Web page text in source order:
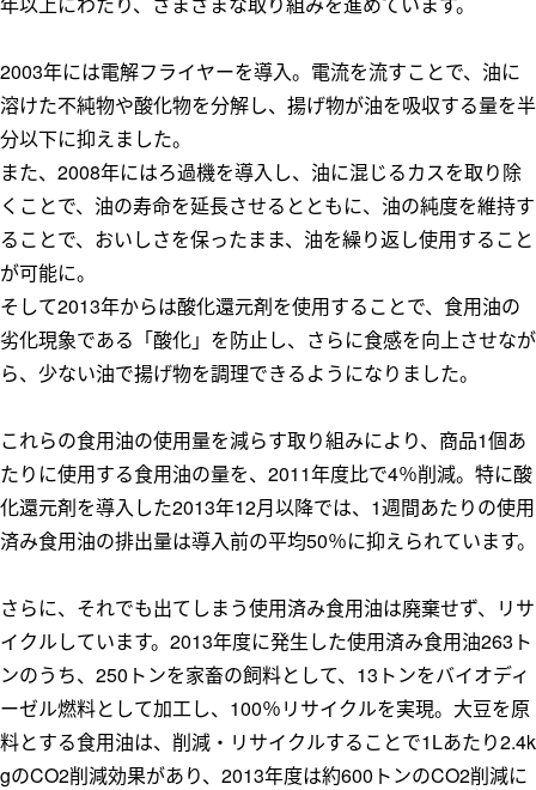
2003年には電解フライヤーを導入。電流を流すことで、油に
溶けた不純物や酸化物を分解し、揚げ物が油を吸収する量を半
分以下に抑えました。
また、2008年にはろ過機を導入し、油に混じるカスを取り除
くことで、油の寿命を延長させるとともに、油の純度を維持す
ることで、おいしさを保ったまま、油を繰り返し使用すること
が可能に。
そして2013年からは酸化還元剤を使用することで、食用油の
劣化現象である「酸化」を防止し、さらに食感を向上させなが
ら、少ない油で揚げ物を調理できるようになりました。
これらの食用油の使用量を減らす取り組みにより、商品1個あ
たりに使用する食用油の量を、2011年度比で4％削減。特に酸
化還元剤を導入した2013年12月以降では、1週間あたりの使用
済み食用油の排出量は導入前の平均50％に抑えられています。
さらに、それでも出てしまう使用済み食用油は廃棄せず、リサ
イクルしています。2013年度に発生した使用済み食用油263ト
ンのうち、250トンを家畜の飼料として、13トンをバイオディ
ーゼル燃料として加工し、100％リサイクルを実現。大豆を原
料とする食用油は、削減・リサイクルすることで1Lあたり2.4k
gのCO2削減効果があり、2013年度は約600トンのCO2削減に